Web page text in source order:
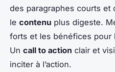
des paragraphes courts et
le contenu plus digeste.
forts et les bénéfices pour
Un call to action clair et
inciter à l’action.